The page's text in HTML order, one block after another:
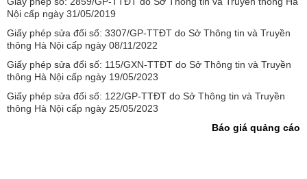
Nội cấp ngày 31/05/2019
Giấy phép sửa đổi số: 3307/GP-TTĐT do Sở Thông tin và Truyền
thông Hà Nội cấp ngày 08/11/2022
Giấy phép sửa đổi số: 115/GXN-TTĐT do Sở Thông tin và Truyền
thông Hà Nội cấp ngày 19/05/2023
Giấy phép sửa đổi số: 122/GP-TTĐT do Sở Thông tin và Truyền
thông Hà Nội cấp ngày 25/05/2023
Báo giá quảng cáo